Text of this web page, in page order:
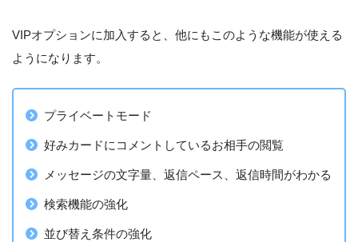
VIPオプションに加入すると、他にもこのような機能が使える
ようになります。
プライベートモード
好みカードにコメントしているお相手の閲覧
メッセージの文字量、返信ペース、返信時間がわかる
検索機能の強化
並び替え条件の強化